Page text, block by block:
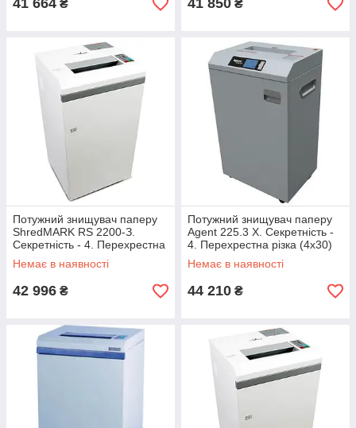
41 664 ₴ 41 850 ₴
Потужний знищувач паперу
ShredMARK RS 2200-З.
Секретність - 4. Перехрестна
різка (1.9х15)
Немає в наявності
42 996 ₴
Потужний знищувач паперу
Agent 225.3 X. Секретність -
4. Перехрестна різка (4х30)
Немає в наявності
44 210 ₴